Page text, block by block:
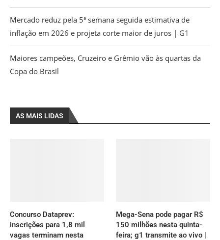
Mercado reduz pela 5ª semana seguida estimativa de
inflação em 2026 e projeta corte maior de juros | G1
Maiores campeões, Cruzeiro e Grêmio vão às quartas da
Copa do Brasil
AS MAIS LIDAS
Concurso Dataprev:
inscrições para 1,8 mil
vagas terminam nesta
Mega-Sena pode pagar R$
150 milhões nesta quinta-
feira; g1 transmite ao vivo |